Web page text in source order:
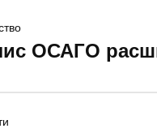
ОСАГО